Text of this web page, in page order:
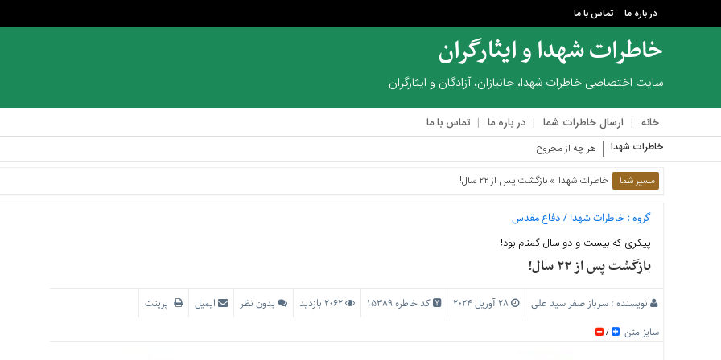
در باره ما تماس با ما
خاطرات شهدا و ایثارگران
سایت اختصاصی خاطرات شهدا، جانبازان، آزادگان و ایثارگران
خانه ارسال خاطرات شما در باره ما تماس با ما
در
ما
تماس
خاطرات شهدا هر چه از مجروح‌ها در لیست‌مان مانده بود را سر می‌زدی
مسیر شما خاطرات شهدا » بازگشت پس از ۲۲ سال!
گروه :خاطرات شهدا/دفاع مقدس
پیکری که بیست و دو سال گمنام بود!
بازگشت پس از ۲۲ سال!
نویسنده :سرباز صفر سید علی کد خاطره 15389 بدون نظر ایمیل
پرینت
سایز متن
/